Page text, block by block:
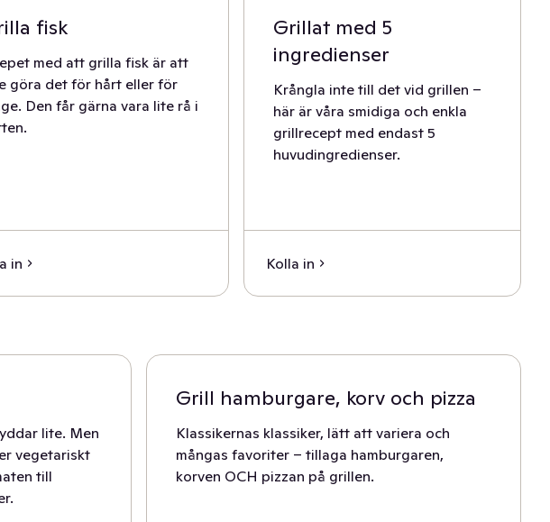
fisk
med att grilla fisk är att
göra det för hårt eller för
Den får gärna vara lite rå i
in
Grillat med 5
ingredienser
Krångla inte till det vid grillen –
här är våra smidiga och enkla
grillrecept med endast 5
huvudingredienser.
Kolla in
lite. Men
vegetariskt
till
Grill hamburgare, korv och pizza
Klassikernas klassiker, lätt att variera och
mångas favoriter – tillaga hamburgaren,
korven OCH pizzan på grillen.